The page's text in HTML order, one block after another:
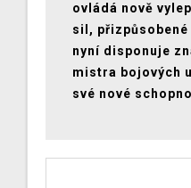
ovládá nově
sil,
nyní disponuje
mistra bojových
své nové